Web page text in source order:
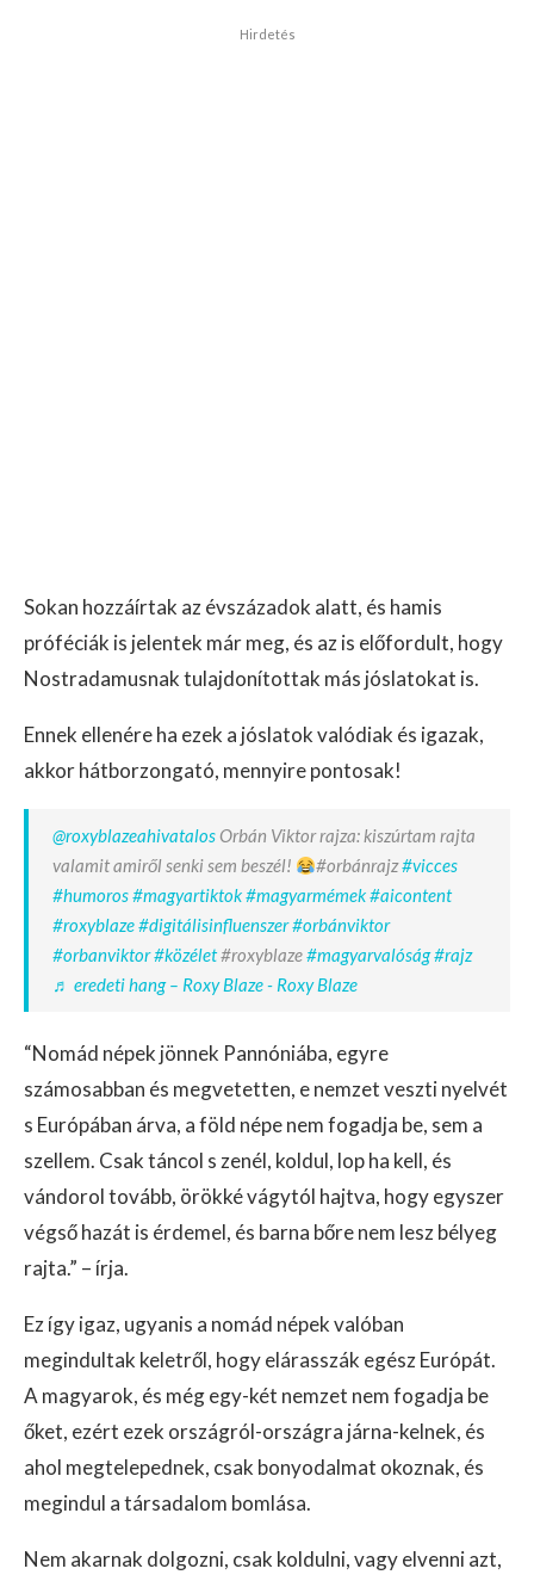
Hirdetés
Sokan hozzáírtak az évszázadok alatt, és hamis
próféciák is jelentek már meg, és az is előfordult, hogy
Nostradamusnak tulajdonítottak más jóslatokat is.
Ennek ellenére ha ezek a jóslatok valódiak és igazak,
akkor hátborzongató, mennyire pontosak!
@roxyblazeahivatalosOrbán Viktor rajza: kiszúrtam rajta
valamit amiről senki sem beszél!
#orbánrajz#vicces
#humoros#magyartiktok#magyarmémek#aicontent
#roxyblaze#digitálisinfluenszer#orbánviktor
#orbanviktor#közélet#roxyblaze#magyarvalóság#rajz
♬ eredeti hang – Roxy Blaze - Roxy Blaze
“Nomád népek jönnek Pannóniába, egyre
számosabban és megvetetten, e nemzet veszti nyelvét
s Európában árva, a föld népe nem fogadja be, sem a
szellem. Csak táncol s zenél, koldul, lop ha kell, és
vándorol tovább, örökké vágytól hajtva, hogy egyszer
végső hazát is érdemel, és barna bőre nem lesz bélyeg
rajta.” – írja.
Ez így igaz, ugyanis a nomád népek valóban
megindultak keletről, hogy elárasszák egész Európát.
A magyarok, és még egy-két nemzet nem fogadja be
őket, ezért ezek országról-országra járna-kelnek, és
ahol megtelepednek, csak bonyodalmat okoznak, és
megindul a társadalom bomlása.
Nem akarnak dolgozni, csak koldulni, vagy elvenni azt,